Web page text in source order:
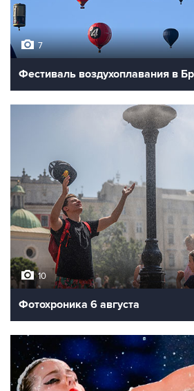
7
Фестиваль воздухоплавания в
10
Фотохроника 6 августа